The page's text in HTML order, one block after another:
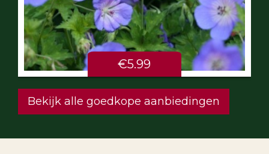
€5.99
Bekijk alle goedkope aanbiedingen